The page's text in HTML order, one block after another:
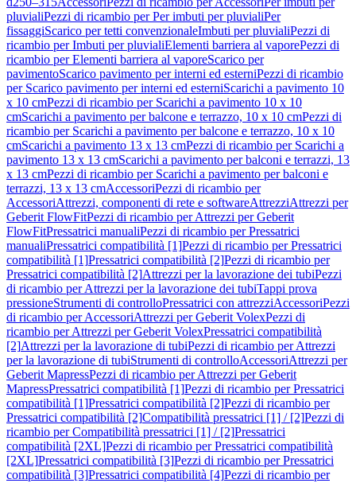
pluvialiPezzi di ricambio per Per imbuti per pluvialiPer
fissaggiScarico per tetti convenzionaleImbuti per pluvialiPezzi di
ricambio per Imbuti per pluvialiElementi barriera al vaporePezzi di
ricambio per Elementi barriera al vaporeScarico per
pavimentoScarico pavimento per interni ed esterniPezzi di ricambio
per Scarico pavimento per interni ed esterniScarichi a pavimento 10
x 10 cmPezzi di ricambio per Scarichi a pavimento 10 x 10
cmScarichi a pavimento per balcone e terrazzo, 10 x 10 cmPezzi di
ricambio per Scarichi a pavimento per balcone e terrazzo, 10 x 10
cmScarichi a pavimento 13 x 13 cmPezzi di ricambio per Scarichi a
pavimento 13 x 13 cmScarichi a pavimento per balconi e terrazzi, 13
x 13 cmPezzi di ricambio per Scarichi a pavimento per balconi e
terrazzi, 13 x 13 cmAccessoriPezzi di ricambio per
AccessoriAttrezzi, componenti di rete e softwareAttrezziAttrezzi per
Geberit FlowFitPezzi di ricambio per Attrezzi per Geberit
FlowFitPressatrici manualiPezzi di ricambio per Pressatrici
manualiPressatrici compatibilità [1]Pezzi di ricambio per Pressatrici
compatibilità [1]Pressatrici compatibilità [2]Pezzi di ricambio per
Pressatrici compatibilità [2]Attrezzi per la lavorazione dei tubiPezzi
di ricambio per Attrezzi per la lavorazione dei tubiTappi prova
pressioneStrumenti di controlloPressatrici con attrezziAccessoriPezzi
di ricambio per AccessoriAttrezzi per Geberit VolexPezzi di
ricambio per Attrezzi per Geberit VolexPressatrici compatibilità
[2]Attrezzi per la lavorazione di tubiPezzi di ricambio per Attrezzi
per la lavorazione di tubiStrumenti di controlloAccessoriAttrezzi per
Geberit MapressPezzi di ricambio per Attrezzi per Geberit
MapressPressatrici compatibilità [1]Pezzi di ricambio per Pressatrici
compatibilità [1]Pressatrici compatibilità [2]Pezzi di ricambio per
Pressatrici compatibilità [2]Compatibilità pressatrici [1] / [2]Pezzi di
ricambio per Compatibilità pressatrici [1] / [2]Pressatrici
compatibilità [2XL]Pezzi di ricambio per Pressatrici compatibilità
[2XL]Pressatrici compatibilità [3]Pezzi di ricambio per Pressatrici
compatibilità [3]Pressatrici compatibilità [4]Pezzi di ricambio per